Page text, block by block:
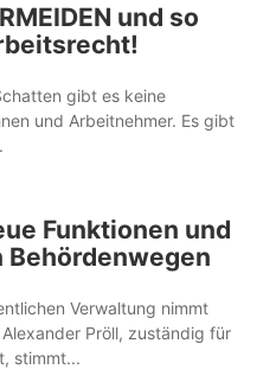
und so
gibt es keine
und Arbeitnehmer. Es gibt
Funktionen und
Verwaltung nimmt
Pröll, zuständig für
stimmt...